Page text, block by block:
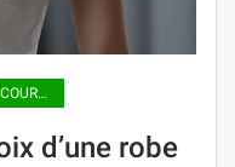
TENDANCES ET COURANTS DE MODE
d’une robe